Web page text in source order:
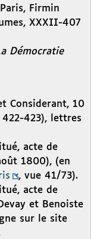
Paris, Firmin
XXXII-407
Démocratie
Considerant, 10
423), lettres
acte de
1800), (en
, vue 41/73).
acte de
et Benoiste
sur le site